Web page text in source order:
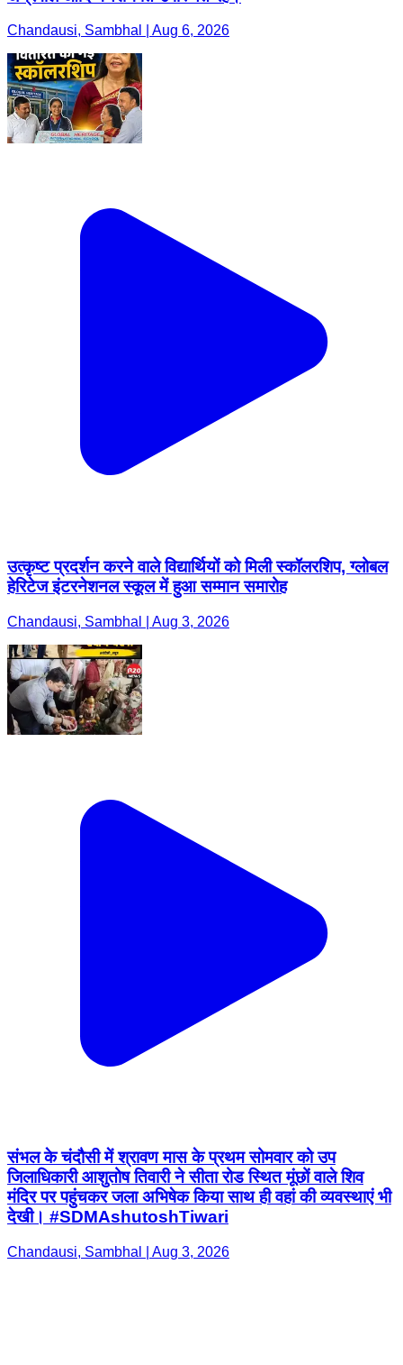
Chandausi, Sambhal | Aug 6, 2026
उत्कृष्ट प्रदर्शन करने वाले विद्यार्थियों को मिली स्कॉलरशिप, ग्लोबल
हेरिटेज इंटरनेशनल स्कूल में हुआ सम्मान समारोह
Chandausi, Sambhal | Aug 3, 2026
संभल के चंदौसी में श्रावण मास के प्रथम सोमवार को उप
जिलाधिकारी आशुतोष तिवारी ने सीता रोड स्थित मूंछों वाले शिव
मंदिर पर पहुंचकर जला अभिषेक किया साथ ही वहां की व्यवस्थाएं भी
देखी। #SDMAshutoshTiwari
Chandausi, Sambhal | Aug 3, 2026